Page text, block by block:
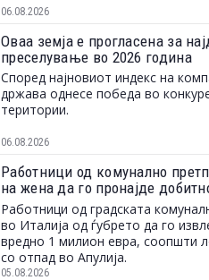
06.08.2026
Оваа земја е прогласена за
преселување во 2026 година
Според најновиот индекс на
држава однесе победа во
територии.
06.08.2026
Работници од комунално
на жена да го пронајде
завршило на депонија
Работници од градската
во Италија од ѓубрето да го
вредно 1 милион евра, соопшти
со отпад во Апулија.
05.08.2026